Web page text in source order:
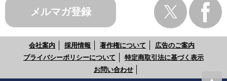
メルマガ登録
会社案内 採用情報 著作権について
広告のご案内
プライバシーポリシーについて
特定商取引法に基づく表示
お問い合わせ